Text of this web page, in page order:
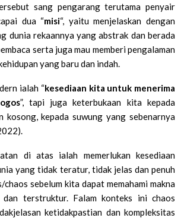
sang pengarang terutama penyair
dua “misi“, yaitu menjelaskan dengan
dunia rekaannya yang abstrak dan berada
serta juga mau memberi pengalaman
yang baru dan indah.
ialah “kesediaan kita untuk menerima
”, tapi juga keterbukaan kita kepada
kosong, kepada suwung yang sebenarnya
di atas ialah memerlukan kesediaan
yang tidak teratur, tidak jelas dan penuh
sebelum kita dapat memahami makna
terstruktur. Falam konteks ini chaos
ketidakpastian dan kompleksitas